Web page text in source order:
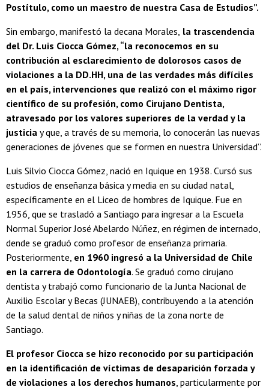
Postítulo, como un maestro de nuestra Casa de Estudios”.
Sin embargo, manifestó la decana Morales, la trascendencia
del Dr. Luis Ciocca Gómez, “la reconocemos en su
contribución al esclarecimiento de dolorosos casos de
violaciones a la DD.HH, una de las verdades más difíciles
en el país, intervenciones que realizó con el máximo rigor
científico de su profesión, como Cirujano Dentista,
atravesado por los valores superiores de la verdad y la
justicia y que, a través de su memoria, lo conocerán las nuevas
generaciones de jóvenes que se formen en nuestra Universidad”.
Luis Silvio Ciocca Gómez, nació en Iquique en 1938. Cursó sus
estudios de enseñanza básica y media en su ciudad natal,
específicamente en el Liceo de hombres de Iquique. Fue en
1956, que se trasladó a Santiago para ingresar a la Escuela
Normal Superior José Abelardo Núñez, en régimen de internado,
dende se graduó como profesor de enseñanza primaria.
Posteriormente, en 1960 ingresó a la Universidad de Chile
en la carrera de Odontología. Se graduó como cirujano
dentista y trabajó como funcionario de la Junta Nacional de
Auxilio Escolar y Becas (JUNAEB), contribuyendo a la atención
de la salud dental de niños y niñas de la zona norte de
Santiago.
El profesor Ciocca se hizo reconocido por su participación
en la identificación de víctimas de desaparición forzada y
de violaciones a los derechos humanos, particularmente por